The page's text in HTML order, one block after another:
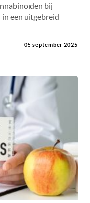
bij
in een uitgebreid
05 september 2025